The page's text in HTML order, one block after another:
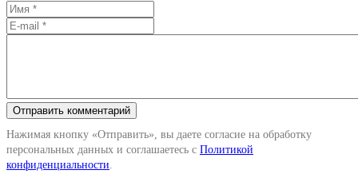
Нажимая кнопку «Отправить», вы даете согласие на обработку
персональных данных и соглашаетесь с Политикой
конфиденциальности